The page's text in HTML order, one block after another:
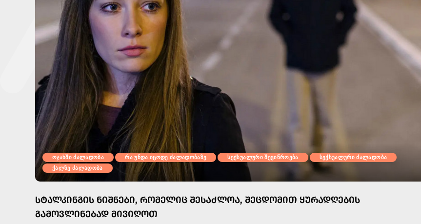
ოჯახში ძალადობა რა უნდა იცოდე ძალადობაზე სექსუალური შევიწროება
სექსუალური ძალადობა
ქალზე ძალადობა
ᲡᲢᲐᲚᲙᲘᲜᲒᲘᲡ ᲜᲘᲨᲜᲔᲑᲘ, ᲠᲝᲛᲔᲚᲘᲪ ᲨᲔᲡᲐᲫᲚᲝᲐ, ᲨᲔᲪᲓᲝᲛᲘᲗ ᲧᲣᲠᲐᲓᲦᲔᲑᲘᲡ
ᲒᲐᲛᲝᲕᲚᲘᲜᲔᲑᲐᲓ ᲛᲘᲕᲘᲦᲝᲗ